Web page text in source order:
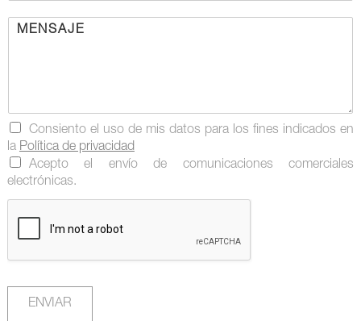
Consiento el uso de mis datos para los fines indicados en
la Política de privacidad
Acepto el envío de comunicaciones comerciales
electrónicas.
ENVIAR